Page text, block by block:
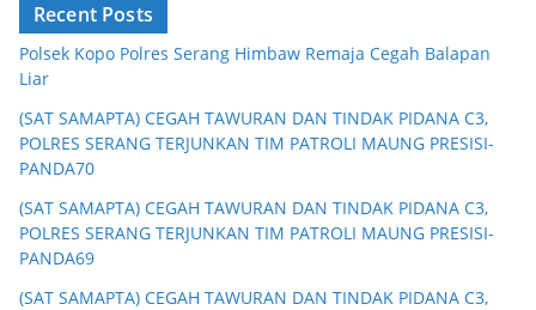
Recent Posts
Polsek Kopo Polres Serang Himbaw Remaja Cegah Balapan
Liar
(SAT SAMAPTA) CEGAH TAWURAN DAN TINDAK PIDANA C3,
POLRES SERANG TERJUNKAN TIM PATROLI MAUNG PRESISI-
PANDA70
(SAT SAMAPTA) CEGAH TAWURAN DAN TINDAK PIDANA C3,
POLRES SERANG TERJUNKAN TIM PATROLI MAUNG PRESISI-
PANDA69
(SAT SAMAPTA) CEGAH TAWURAN DAN TINDAK PIDANA C3,